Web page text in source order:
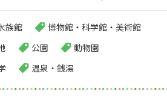
族館
博物館・科学館・美術館
公園
動物園
温泉・銭湯